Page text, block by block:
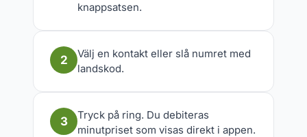
knappsatsen.
2
Välj en kontakt eller slå numret med
landskod.
3
Tryck på ring. Du debiteras
minutpriset som visas direkt i appen.